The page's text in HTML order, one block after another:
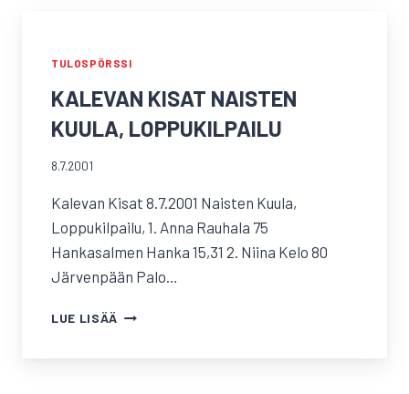
TULOSPÖRSSI
KALEVAN KISAT NAISTEN
KUULA, LOPPUKILPAILU
8.7.2001
Kalevan Kisat 8.7.2001 Naisten Kuula,
Loppukilpailu, 1. Anna Rauhala 75
Hankasalmen Hanka 15,31 2. Niina Kelo 80
Järvenpään Palo…
LUE LISÄÄ KALEVAN